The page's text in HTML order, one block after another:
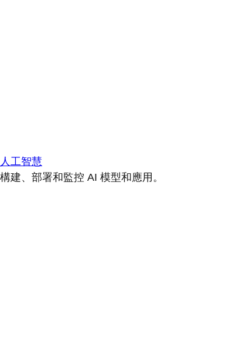
人工智慧
構建、部署和監控 AI 模型和應用。